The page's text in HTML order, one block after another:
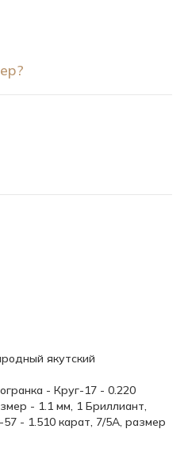
якутский
- Круг-17 - 0.220
- 1.1 мм, 1 Бриллиант,
57 - 1.510 карат, 7/5А, размер